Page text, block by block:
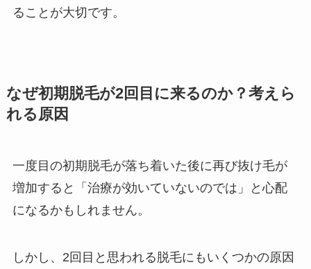
ることが大切です。
なぜ初期脱毛が2回目に来るのか？考えら
れる原因
一度目の初期脱毛が落ち着いた後に再び抜け毛が
増加すると「治療が効いていないのでは」と心配
になるかもしれません。
しかし、2回目と思われる脱毛にもいくつかの原因